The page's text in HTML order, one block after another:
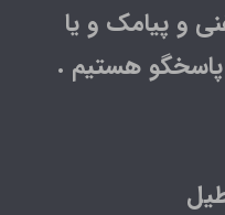
و پیامک و یا
هستیم .